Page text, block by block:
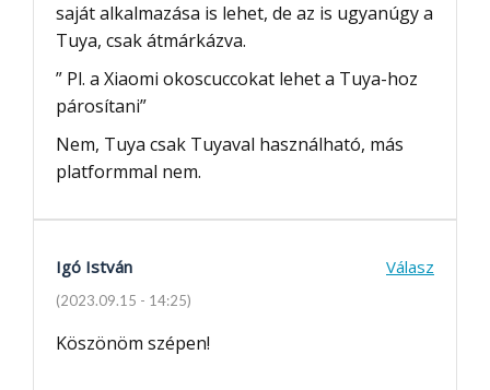
saját alkalmazása is lehet, de az is ugyanúgy a
Tuya, csak átmárkázva.
” Pl. a Xiaomi okoscuccokat lehet a Tuya-hoz
párosítani”
Nem, Tuya csak Tuyaval használható, más
platformmal nem.
Igó István Válasz
(2023.09.15 - 14:25)
Köszönöm szépen!